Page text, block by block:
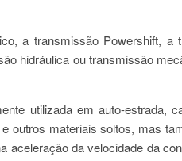
a transmissão Powershift, a
hidráulica ou transmissão
utilizada em auto-estrada,
outros materiais soltos, mas
da velocidade da